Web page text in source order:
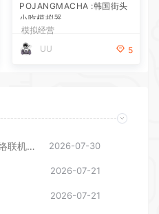
POJANGMACHA :韩国街头
小吃模拟器
模拟经营
UU
5
幻兽帕鲁/Palworld 单机/网络联机 （更新v1.0.1.10619） 2026-07-30
2026-07-21
2026-07-21